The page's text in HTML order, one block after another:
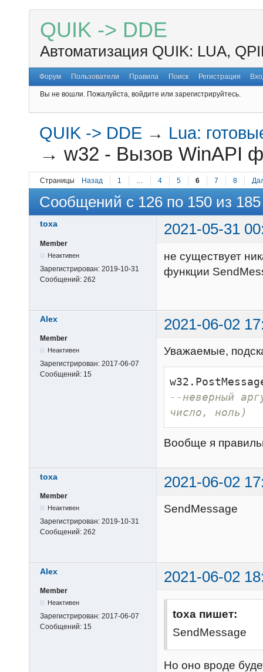
QUIK -> DDE
Автоматизация QUIK: LUA,
Форум Пользователи Правила Поиск Регистрация
Вы не вошли. Пожалуйста, войдите или зарегистрируйтесь.
QUIK -> DDE → Lua:
→w32 - Вызов WinAPI
Страницы Назад 1 4 5 6 7 8
Сообщений с 126 по 150 из 185
toxa 2021-05-31
Member
Неактивен
Зарегистрирован: 2019-10-31
Сообщений: 262
не существует
функции
Alex 2021-06-02
Member
Неактивен
Зарегистрирован: 2017-06-07
Сообщений: 15
Уважаемые,
--неверный
число, ноль)
Вообще я
toxa 2021-06-02
Member
Неактивен
Зарегистрирован: 2019-10-31
Сообщений: 262
SendMessage
Alex 2021-06-02
Member
Неактивен
Зарегистрирован: 2017-06-07
Сообщений: 15
toxa пишет:
SendMessage
Но оно вроде